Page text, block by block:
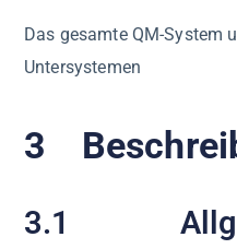
Das gesamte QM-System
Untersystemen
3
3.1